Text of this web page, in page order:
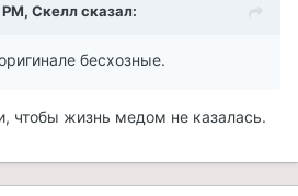
Скелл сказал:
бесхозные.
чтобы жизнь медом не казалась.